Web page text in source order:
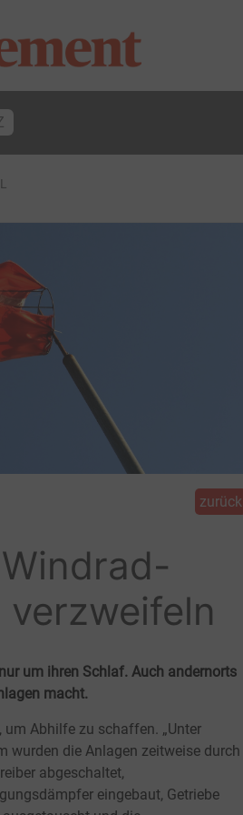
zurück
um ihren Schlaf. Auch andernorts
macht.
um Abhilfe zu schaffen. „Unter
wurden die Anlagen zeitweise durch
abgeschaltet,
eingebaut, Getriebe